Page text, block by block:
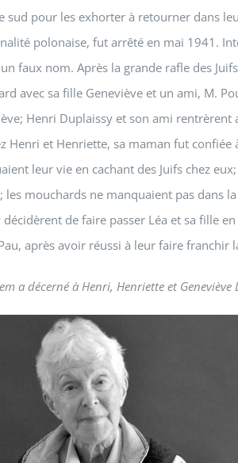
pour les exhorter à retourner dans
polonaise, fut arrêté en mai 1941.
faux nom. Après la grande rafle des
avec sa fille Geneviève et un ami, M.
Henri Duplaissy et son ami
Henri et Henriette, sa maman fut
leur vie en cachant des Juifs chez
les mouchards ne manquaient pas
de faire passer Léa et sa fille
après avoir réussi à leur faire franchir
a décerné à Henri, Henriette et